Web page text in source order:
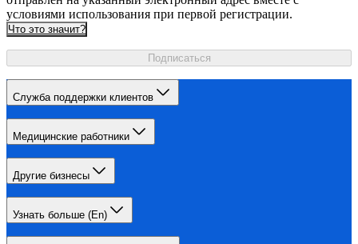
условиями использования при первой регистрации.
Что это значит?
Подписаться
Служба поддержки клиентов
Медицинские работники
Другие бизнесы
Узнать больше (En)